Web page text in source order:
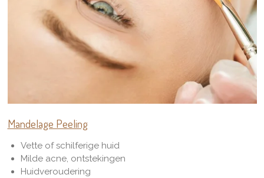
Mandelage Peeling
Vette of schilferige huid
Milde acne, ontstekingen
Huidveroudering